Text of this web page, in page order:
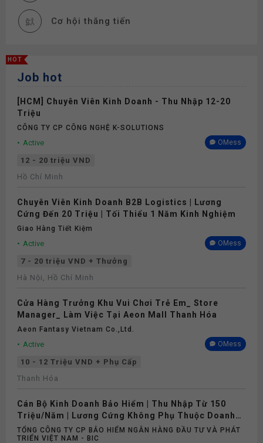
Cơ hội thăng tiến
HOT
Job hot
[HCM] Chuyên Viên Kinh Doanh - Thu Nhập 12-20
Triệu
CÔNG TY CP CÔNG NGHỆ K-SOLUTIONS
Active OMess
12 - 20 triệu VND
Hồ Chí Minh
Chuyên Viên Kinh Doanh B2B Logistics | Lương
Cứng Đến 20 Triệu | Tối Thiểu 1 Năm Kinh Nghiệm
Giao Hàng Tiết Kiệm
Active OMess
7 - 20 triệu VND + Thưởng
Hà Nội, Hồ Chí Minh
Cửa Hàng Trưởng Khu Vui Chơi Trẻ Em_ Store
Manager_ Làm Việc Tại Aeon Mall Thanh Hóa
Aeon Fantasy Vietnam Co.,ltd.
Active OMess
10 - 12 Triệu VND + Phụ Cấp
Thanh Hóa
Cán Bộ Kinh Doanh Bảo Hiểm | Thu Nhập Từ 150
Triệu/Năm | Lương Cứng Không Phụ Thuộc Doanh
Số
TỔNG CÔNG TY CP BẢO HIỂM NGÂN HÀNG ĐẦU TƯ VÀ PHÁT
TRIỂN VIỆT NAM - BIC